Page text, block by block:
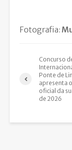
Fotografia:
Concurso
Ponte de
apresenta
oficial da
de 2026